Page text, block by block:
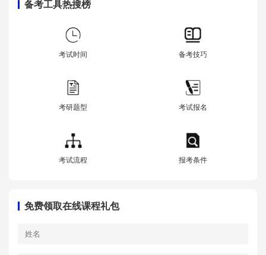
备考工具热搜榜
考试时间 备考技巧
考研题型 考试报名
考试流程 报考条件
免费领取在线课程礼包